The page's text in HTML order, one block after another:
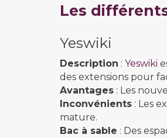
Les
Yeswiki
Description : Yeswiki
des extensions pour
Avantages : Les
Inconvénients : Les
mature.
Bac à sable : Des